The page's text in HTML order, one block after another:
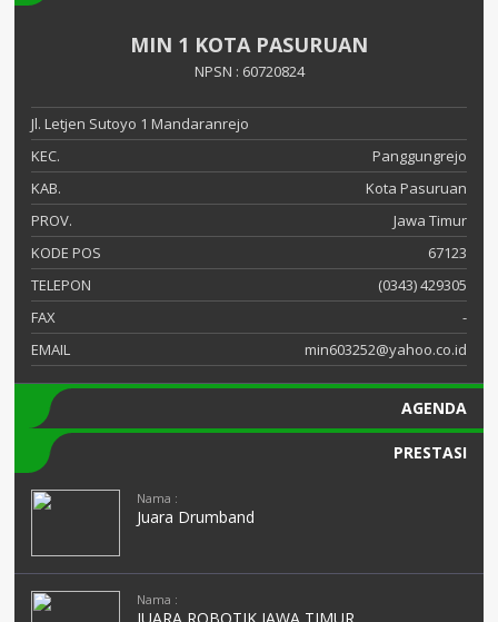
MIN 1 KOTA PASURUAN
NPSN : 60720824
Jl. Letjen Sutoyo 1 Mandaranrejo
KEC.
Panggungrejo
KAB.
Kota Pasuruan
PROV.
Jawa Timur
KODE POS
67123
TELEPON
(0343) 429305
FAX
-
EMAIL
min603252@yahoo.co.id
AGENDA
PRESTASI
Nama :
Juara Drumband
Nama :